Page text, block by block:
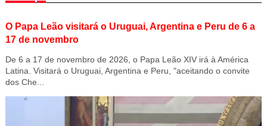
O Papa Leão visitará o Uruguai, Argentina e Peru de 6 a
17 de novembro
De 6 a 17 de novembro de 2026, o Papa Leão XIV irá à América
Latina. Visitará o Uruguai, Argentina e Peru, "aceitando o convite
dos Che...